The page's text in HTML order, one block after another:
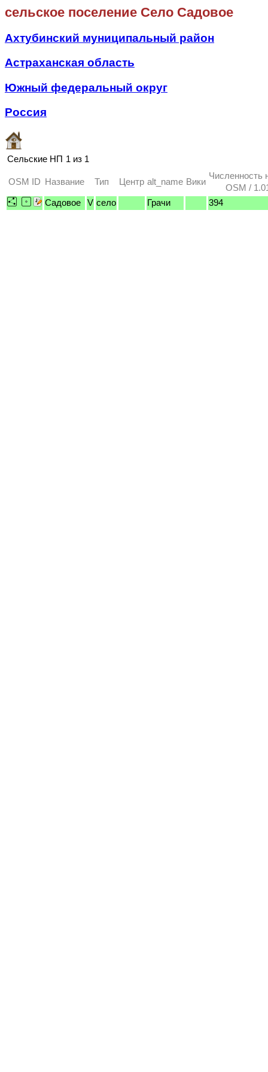
сельское поселение Село Садовое
Ахтубинский муниципальный район
Астраханская область
Южный федеральный округ
Россия
Сельские НП 1 из 1
OSM ID Название Тип Центр alt_name Вики
Численность
OSM /
Садовое
V село Грачи 394